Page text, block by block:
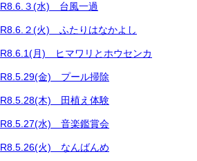
R8.6.３(水) 台風一過
R8.6.２(火) ふたりはなかよし
R8.6.1(月) ヒマワリとホウセンカ
R8.5.29(金) プール掃除
R8.5.28(木) 田植え体験
R8.5.27(水) 音楽鑑賞会
R8.5.26(火) なんばんめ